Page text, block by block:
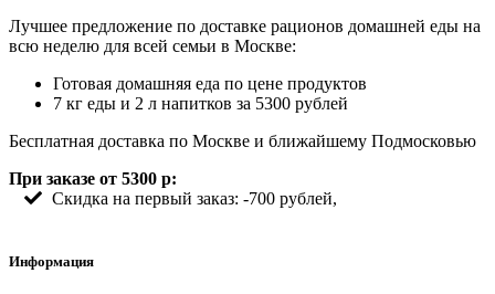
Лучшее предложение по доставке рационов домашней еды на
всю неделю для всей семьи в Москве:
Готовая домашняя еда по цене продуктов
7 кг еды и 2 л напитков за 5300 рублей
Бесплатная доставка по Москве и ближайшему Подмосковью
При заказе от 5300 р:
Скидка на первый заказ: -700 рублей,
Информация